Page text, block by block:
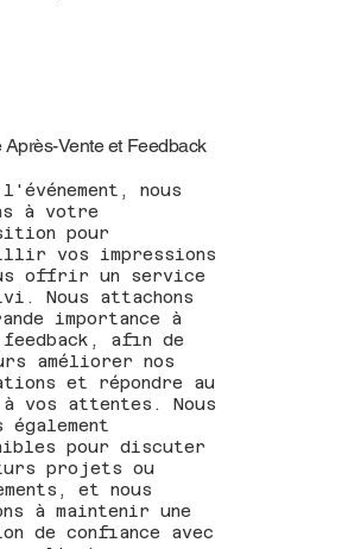
Après-Vente et Feedback
nous
à votre
pour
vos impressions
offrir un service
Nous attachons
importance à
afin de
améliorer nos
et répondre au
à vos attentes. Nous
également
pour discuter
projets ou
et nous
à maintenir une
de confiance avec